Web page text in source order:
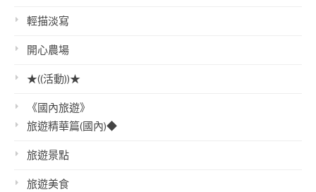
輕描淡寫
開心農場
★((活動))★
《國內旅遊》
旅遊精華篇(國內)◆
旅遊景點
旅遊美食